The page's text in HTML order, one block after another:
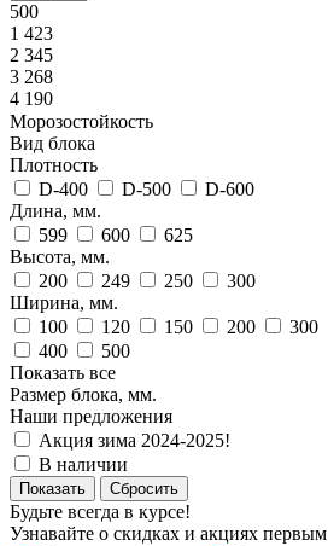
500
1 423
2 345
3 268
4 190
Морозостойкость
Вид блока
Плотность
D-400
D-500
D-600
Длина, мм.
599
600
625
Высота, мм.
200
249 250
300
Ширина, мм.
100
120 150 200
300
400
500
Показать все
Размер блока, мм.
Наши предложения
Акция зима 2024-2025!
В наличии
Сбросить
Будьте всегда в курсе!
Узнавайте о скидках и акциях первым